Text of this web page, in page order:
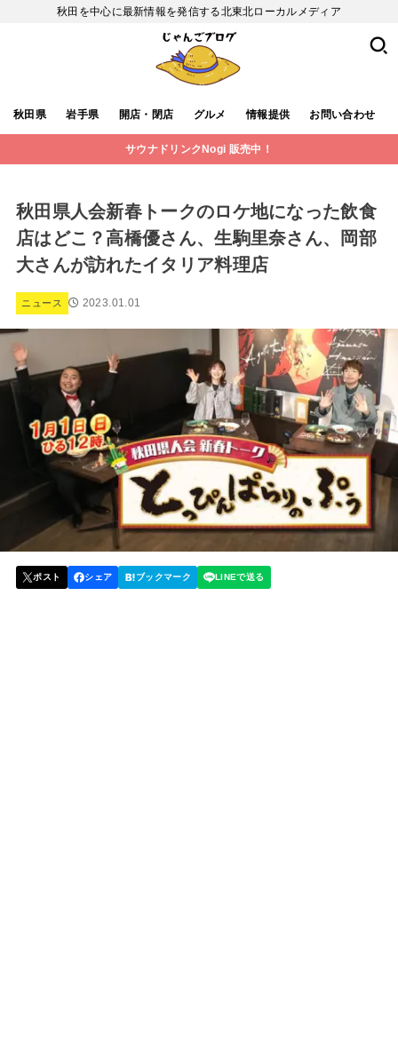
秋田を中心に最新情報を発信する北東北ローカルメディア
秋田県 岩手県 開店・閉店 グルメ 情報提供 お問い合わせ
サウナドリンクNogi 販売中！
秋田県人会新春トークのロケ地になった飲食
店はどこ？高橋優さん、生駒里奈さん、岡部
大さんが訪れたイタリア料理店
ニュース 2023.01.01